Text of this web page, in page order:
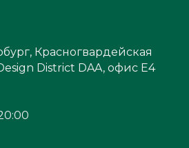
Красногвардейская
District DAA, офис Е4